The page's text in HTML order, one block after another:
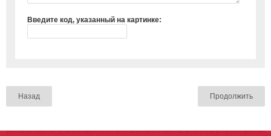
Введите код, указанный на картинке:
Назад